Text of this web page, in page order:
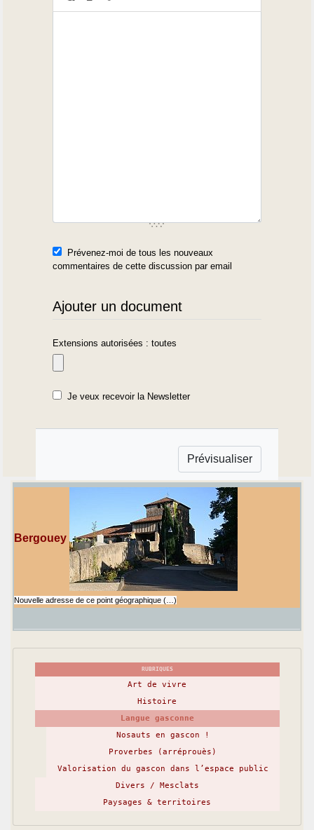
Prévenez-moi de tous les nouveaux
commentaires de cette discussion par email
Ajouter un document
Extensions autorisées : toutes
Je veux recevoir la Newsletter
Bergouey
Nouvelle adresse de ce point géographique (…)
RUBRIQUES
Art de vivre
Histoire
Langue gasconne
Nosauts en gascon !
Proverbes (arréprouès)
Valorisation du gascon dans l’espace public
Divers / Mesclats
Paysages & territoires